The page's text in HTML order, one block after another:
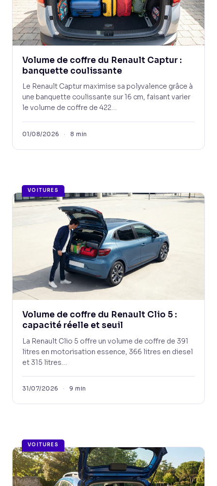
Volume de coffre du Renault Captur :
banquette coulissante
Le Renault Captur maximise sa polyvalence grâce à
une banquette coulissante sur 16 cm, faisant varier
le volume de coffre de 422…
01/08/2026 · 8 min
VOITURES
Volume de coffre du Renault Clio 5 :
capacité réelle et seuil
La Renault Clio 5 offre un volume de coffre de 391
litres en motorisation essence, 366 litres en diesel
et 315 litres…
31/07/2026 · 9 min
VOITURES